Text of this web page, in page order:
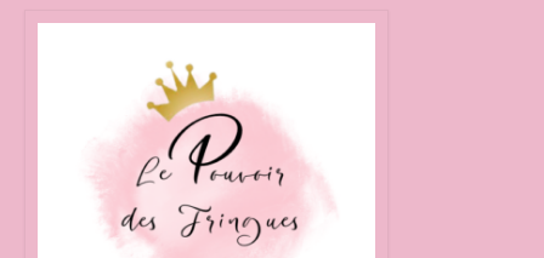
a
Les
options
peuvent
être